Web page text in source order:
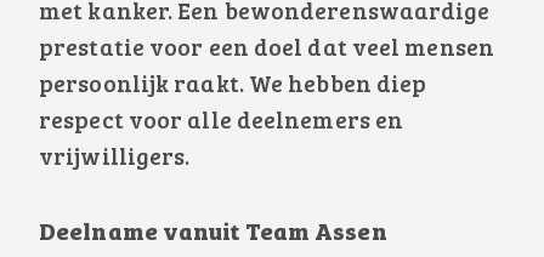
met kanker. Een bewonderenswaardige
prestatie voor een doel dat veel mensen
persoonlijk raakt. We hebben diep
respect voor alle deelnemers en
vrijwilligers.
Deelname vanuit Team Assen